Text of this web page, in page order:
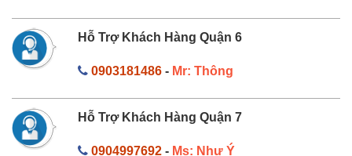
Hỗ Trợ Khách Hàng Quận 6
0903181486- Mr: Thông
Hỗ Trợ Khách Hàng Quận 7
0904997692- Ms: Như Ý